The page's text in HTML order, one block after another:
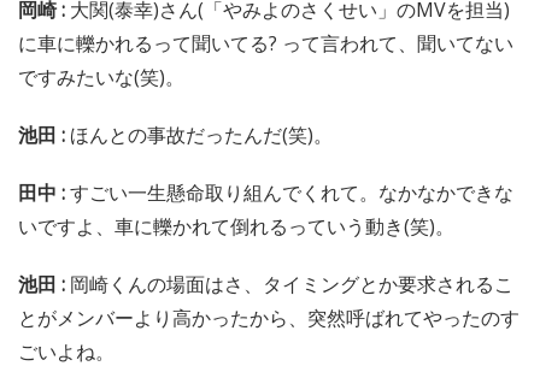
岡崎 : 大関(泰幸)さん(「やみよのさくせい」のMVを担当)
に車に轢かれるって聞いてる? って言われて、聞いてない
ですみたいな(笑)。
池田 : ほんとの事故だったんだ(笑)。
田中 :すごい一生懸命取り組んでくれて。なかなかできな
いですよ、車に轢かれて倒れるっていう動き(笑)。
池田 : 岡崎くんの場面はさ、タイミングとか要求されるこ
とがメンバーより高かったから、突然呼ばれてやったのす
ごいよね。